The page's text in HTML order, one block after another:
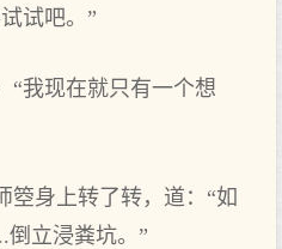
试吧。”
“我现在就只有一个想
箜身上转了转，道：“如
倒立浸粪坑。”